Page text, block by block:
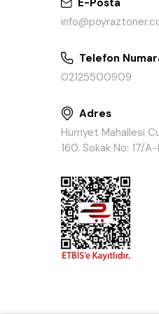
E-Posta
Telefon
02125500909
Adres
Hürriyet Mahallesi
160. Sokak No: 17/